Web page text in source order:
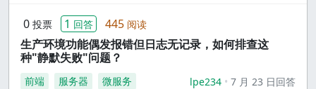
0 投票 1 回答 445 阅读
生产环境功能偶发报错但日志无记录，如何排查这
种"静默失败"问题？
前端 服务器 微服务 lpe234 7 月 23 日回答